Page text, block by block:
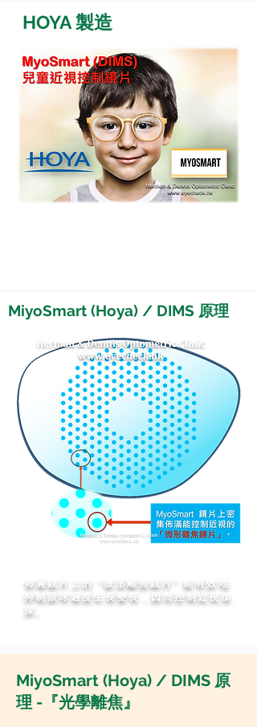
HOYA 製造
MiyoSmart (Hoya) / DIMS 原理
佈滿鏡片上的 “微形離焦鏡片” 能有效地
抑制眼球過度生長變長，因而控制近視加
深。
MiyoSmart (Hoya) / DIMS 原
理 -『光學離焦』